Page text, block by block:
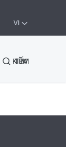
VI
TÌM KIẾM